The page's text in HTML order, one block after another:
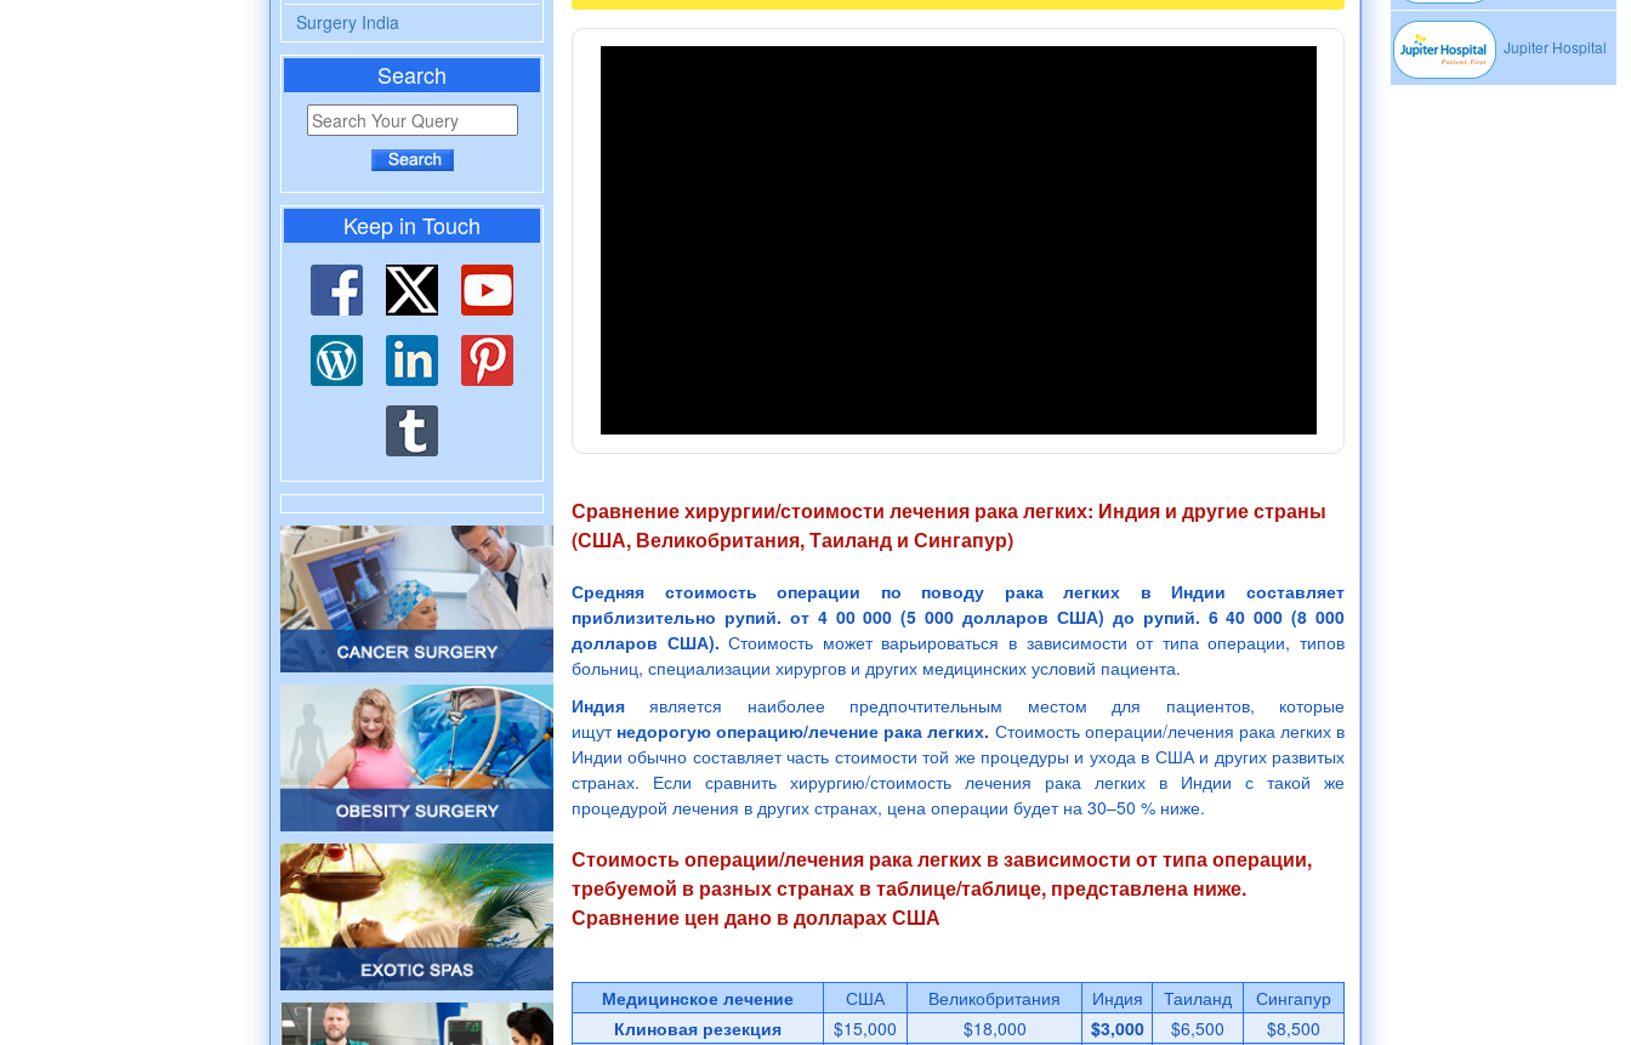
Jupiter Hospital
Surgery India
Search
Keep in Touch
Сравнение хирургии/стоимости лечения рака легких: Индия и другие страны
(США, Великобритания, Таиланд и Сингапур)
Средняя стоимость операции по поводу рака легких в Индии составляет
приблизительно рупий. от 4 00 000 (5 000 долларов США) до рупий. 6 40 000 (8 000
долларов США). Стоимость может варьироваться в зависимости от типа операции, типов
больниц, специализации хирургов и других медицинских условий пациента.
Индия является наиболее предпочтительным местом для пациентов, которые
ищут недорогую операцию/лечение рака легких. Стоимость операции/лечения рака легких в
Индии обычно составляет часть стоимости той же процедуры и ухода в США и других развитых
странах. Если сравнить хирургию/стоимость лечения рака легких в Индии с такой же
процедурой лечения в других странах, цена операции будет на 30–50 % ниже.
Стоимость операции/лечения рака легких в зависимости от типа операции,
требуемой в разных странах в таблице/таблице, представлена ниже.
Сравнение цен дано в долларах США
Медицинское лечение США Великобритания Индия Таиланд
Сингапур
Клиновая резекция
$15,000 $18,000 $3,000 $6,500
$8,500